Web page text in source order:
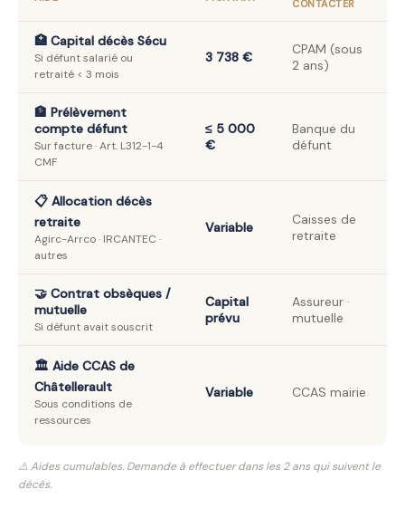
CONTACTER
🏥 Capital décès Sécu
Si défunt salarié ou
retraité < 3 mois
3 738 €
CPAM (sous
2 ans)
🏦 Prélèvement
compte défunt
Sur facture · Art. L312-1-4
CMF
≤ 5 000
€
Banque du
défunt
📋 Allocation décès
retraite
Agirc-Arrco · IRCANTEC ·
autres
Variable
Caisses de
retraite
🤝 Contrat obsèques /
mutuelle
Si défunt avait souscrit
Capital
prévu
Assureur ·
mutuelle
🏛️ Aide CCAS de
Châtellerault
Sous conditions de
ressources
Variable CCAS mairie
⚠️ Aides cumulables. Demande à effectuer dans les 2 ans qui suivent le
décès.